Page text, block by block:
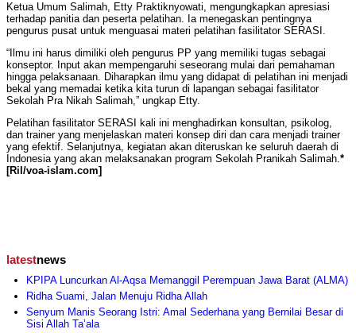
Ketua Umum Salimah, Etty Praktiknyowati, mengungkapkan apresiasi
terhadap panitia dan peserta pelatihan. Ia menegaskan pentingnya
pengurus pusat untuk menguasai materi pelatihan fasilitator SERASI.
“Ilmu ini harus dimiliki oleh pengurus PP yang memiliki tugas sebagai
konseptor. Input akan mempengaruhi seseorang mulai dari pemahaman
hingga pelaksanaan. Diharapkan ilmu yang didapat di pelatihan ini menjadi
bekal yang memadai ketika kita turun di lapangan sebagai fasilitator
Sekolah Pra Nikah Salimah,” ungkap Etty.
Pelatihan fasilitator SERASI kali ini menghadirkan konsultan, psikolog,
dan trainer yang menjelaskan materi konsep diri dan cara menjadi trainer
yang efektif. Selanjutnya, kegiatan akan diteruskan ke seluruh daerah di
Indonesia yang akan melaksanakan program Sekolah Pranikah Salimah.*
[Ril/voa-islam.com]
latestnews
KPIPA Luncurkan Al-Aqsa Memanggil Perempuan Jawa Barat (ALMA)
Ridha Suami, Jalan Menuju Ridha Allah
Senyum Manis Seorang Istri: Amal Sederhana yang Bernilai Besar di
Sisi Allah Ta’ala